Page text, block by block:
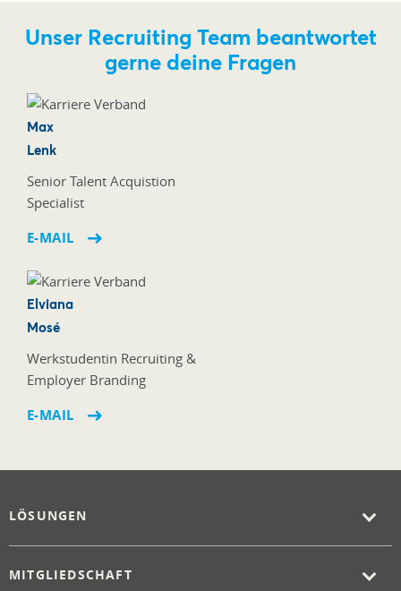
Unser Recruiting Team beantwortet
gerne deine Fragen
Max
Lenk
Senior Talent Acquistion
Specialist
E-MAIL
Elviana
Mosé
Werkstudentin Recruiting &
Employer Branding
E-MAIL
LÖSUNGEN
MITGLIEDSCHAFT